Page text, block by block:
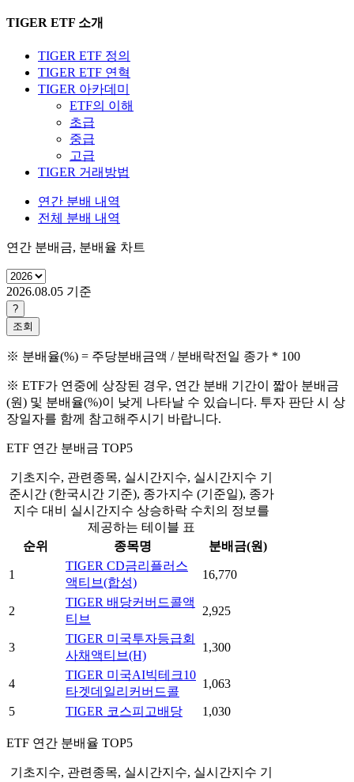
TIGER ETF 소개
TIGER ETF 정의
TIGER ETF 연혁
TIGER 아카데미
ETF의 이해
초급
중급
고급
TIGER 거래방법
연간 분배 내역
전체 분배 내역
연간 분배금, 분배율 차트
2026.08.05 기준
?
조회
※ 분배율(%) = 주당분배금액 / 분배락전일 종가 * 100
※ ETF가 연중에 상장된 경우, 연간 분배 기간이 짧아 분배금
(원) 및 분배율(%)이 낮게 나타날 수 있습니다. 투자 판단 시 상
장일자를 함께 참고해주시기 바랍니다.
ETF 연간 분배금 TOP5
기초지수, 관련종목, 실시간지수, 실시간지수 기
준시간 (한국시간 기준), 종가지수 (기준일), 종가
지수 대비 실시간지수 상승하락 수치의 정보를
제공하는 테이블 표
순위
종목명 분배금(원)
1
TIGER CD금리플러스
액티브(합성)
16,770
2
TIGER 배당커버드콜액
티브
2,925
3
TIGER 미국투자등급회
사채액티브(H)
1,300
4
TIGER 미국AI빅테크10
타겟데일리커버드콜
1,063
5 TIGER 코스피고배당 1,030
ETF 연간 분배율 TOP5
기초지수, 관련종목, 실시간지수, 실시간지수 기